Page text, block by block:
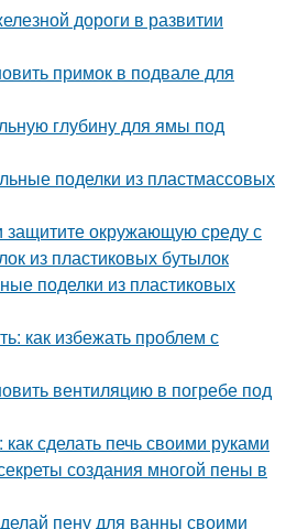
дороги в развитии
примок в подвале для
глубину для ямы под
поделки из пластмассовых
защитите окружающую среду с
из пластиковых бутылок
поделки из пластиковых
как избежать проблем с
вентиляцию в погребе под
сделать печь своими руками
создания многой пены в
пену для ванны своими